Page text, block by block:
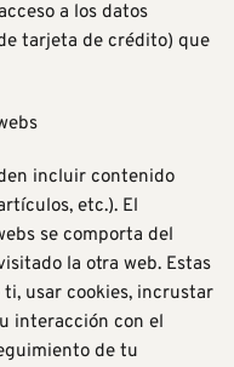
a los datos
tarjeta de crédito) que
incluir contenido
etc.). El
se comporta del
la otra web. Estas
usar cookies, incrustar
interacción con el
de tu